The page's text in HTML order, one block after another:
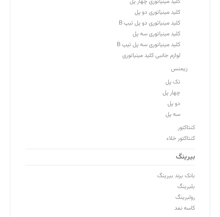
کلید مینیاتوری دو پل
کلید مینیاتوری دو پل تیپ B
کلید مینیاتوری سه پل
کلید مینیاتوری سه پل تیپ B
لوازم جانبی کلید مینیاتوری
زیمنس
تک پل
چهار پل
دو پل
سه پل
کنتاکتور
کنتاکتور خلاء
بیرینگ
بانک برند بیرینگ
بلبرینگ
رولبرینگ
کاسه نمد